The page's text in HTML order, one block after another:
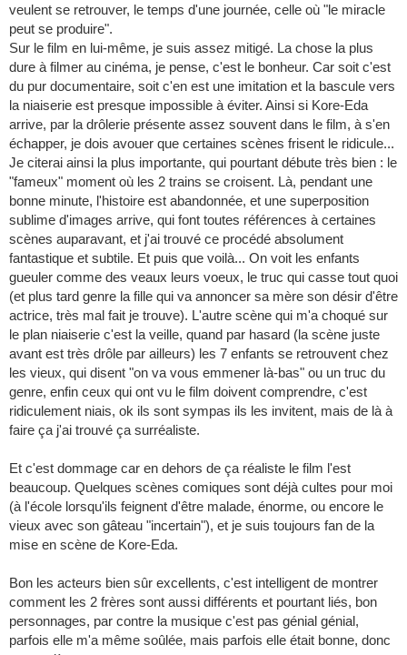
veulent se retrouver, le temps d'une journée, celle où "le miracle
peut se produire".
Sur le film en lui-même, je suis assez mitigé. La chose la plus
dure à filmer au cinéma, je pense, c'est le bonheur. Car soit c'est
du pur documentaire, soit c'en est une imitation et la bascule vers
la niaiserie est presque impossible à éviter. Ainsi si Kore-Eda
arrive, par la drôlerie présente assez souvent dans le film, à s'en
échapper, je dois avouer que certaines scènes frisent le ridicule...
Je citerai ainsi la plus importante, qui pourtant débute très bien : le
"fameux" moment où les 2 trains se croisent. Là, pendant une
bonne minute, l'histoire est abandonnée, et une superposition
sublime d'images arrive, qui font toutes références à certaines
scènes auparavant, et j'ai trouvé ce procédé absolument
fantastique et subtile. Et puis que voilà... On voit les enfants
gueuler comme des veaux leurs voeux, le truc qui casse tout quoi
(et plus tard genre la fille qui va annoncer sa mère son désir d'être
actrice, très mal fait je trouve). L'autre scène qui m'a choqué sur
le plan niaiserie c'est la veille, quand par hasard (la scène juste
avant est très drôle par ailleurs) les 7 enfants se retrouvent chez
les vieux, qui disent "on va vous emmener là-bas" ou un truc du
genre, enfin ceux qui ont vu le film doivent comprendre, c'est
ridiculement niais, ok ils sont sympas ils les invitent, mais de là à
faire ça j'ai trouvé ça surréaliste.
Et c'est dommage car en dehors de ça réaliste le film l'est
beaucoup. Quelques scènes comiques sont déjà cultes pour moi
(à l'école lorsqu'ils feignent d'être malade, énorme, ou encore le
vieux avec son gâteau "incertain"), et je suis toujours fan de la
mise en scène de Kore-Eda.
Bon les acteurs bien sûr excellents, c'est intelligent de montrer
comment les 2 frères sont aussi différents et pourtant liés, bon
personnages, par contre la musique c'est pas génial génial,
parfois elle m'a même soûlée, mais parfois elle était bonne, donc